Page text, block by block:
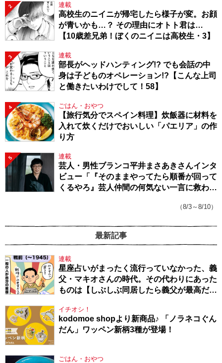
2 連載
高校生のニイニが帰宅したら様子が変。お顔
が青いかも…？ その理由にオトト君は…
【10歳差兄弟！ぼくのニイニは高校生・3】
3 連載
部長がヘッドハンティング!? でも会話の中
身は子どものオペレーション!?【こんな上司
と働きたいわけでして！58】
4 ごはん・おやつ
【旅行気分でスペイン料理】炊飯器に材料を
入れて炊くだけでおいしい「パエリア」の作
り方
5 連載
芸人・男性ブランコ平井まさあきさんインタ
ビュー「『そのままやってたら順番が回って
くるやろ』芸人仲間の何気ない一言に救われ
（8/3～8/10）
最新記事
連載
星座占いがまったく流行っていなかった、義
父・マキオさんの時代。その代わりにあった
ものは【しぶしぶ同居したら義父が最高だっ
イチオシ！
kodomoe shopより新商品♪ 「ノラネコぐん
だん」ワッペン新柄3種が登場！
ごはん・おやつ